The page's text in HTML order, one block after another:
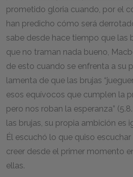
prometido gloria cuando, por el
han predicho cómo será
sabe desde hace tiempo que las
que no traman nada bueno,
de esto cuando se enfrenta a su
lamenta de que las brujas
esos equívocos que cumplen la
pero nos roban la esperanza”
las brujas, su propia ambición es
Él escuchó lo que quiso
creer desde el primer momento
ellas.